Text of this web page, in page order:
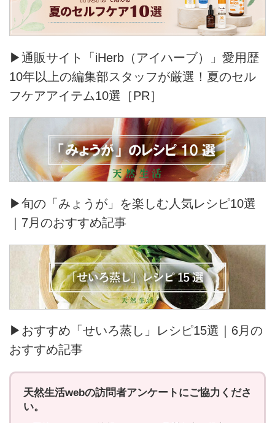
▶通販サイト「iHerb（アイハーブ）」愛用歴
10年以上の編集部スタッフが厳選！夏のセル
フケアアイテム10選［PR］
▶旬の「みょうが」を楽しむ人気レシピ10選
｜7月のおすすめ記事
▶おすすめ「せいろ蒸し」レシピ15選｜6月の
おすすめ記事